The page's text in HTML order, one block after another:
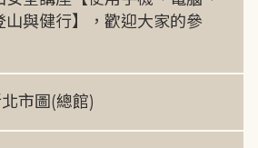
山與健行】，歡迎大家的參
市圖(總館)